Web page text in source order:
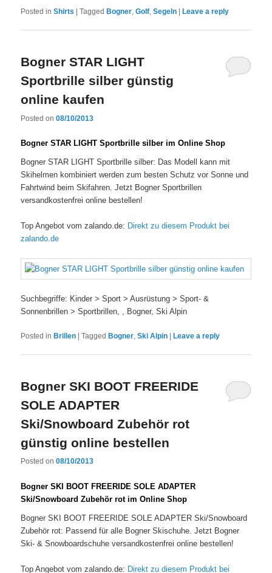
Posted in Shirts |Tagged Bogner,Golf,Segeln Leave a reply
Bogner STAR LIGHT
Sportbrille silber günstig
online kaufen
Posted on08/10/2013
Bogner STAR LIGHT Sportbrille silber im Online Shop
Bogner STAR LIGHT Sportbrille silber: Das Modell kann mit
Skihelmen kombiniert werden zum besten Schutz vor Sonne und
Fahrtwind beim Skifahren. Jetzt Bogner Sportbrillen
versandkostenfrei online bestellen!
Top Angebot vom zalando.de: Direkt zu diesem Produkt bei
zalando.de
Suchbegriffe: Kinder > Sport > Ausrüstung > Sport- &
Sonnenbrillen > Sportbrillen, , Bogner, Ski Alpin
Posted in Brillen |Tagged Bogner,Ski Alpin |Leave a reply
Bogner SKI BOOT FREERIDE
SOLE ADAPTER
Ski/Snowboard Zubehör rot
günstig online bestellen
Posted on08/10/2013
Bogner SKI BOOT FREERIDE SOLE ADAPTER
Ski/Snowboard Zubehör rot im Online Shop
Bogner SKI BOOT FREERIDE SOLE ADAPTER Ski/Snowboard
Zubehör rot: Passend für alle Bogner Skischuhe. Jetzt Bogner
Ski- & Snowboardschuhe versandkostenfrei online bestellen!
Top Angebot vom zalando.de: Direkt zu diesem Produkt bei